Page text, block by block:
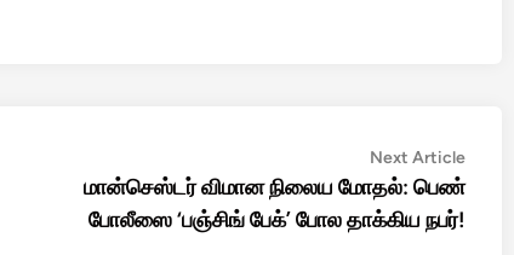
Next ArticleNext
article:
மான்செஸ்டர் விமான நிலைய மோதல்: பெண்
போலீஸை ‘பஞ்சிங் பேக்’ போல தாக்கிய நபர்!